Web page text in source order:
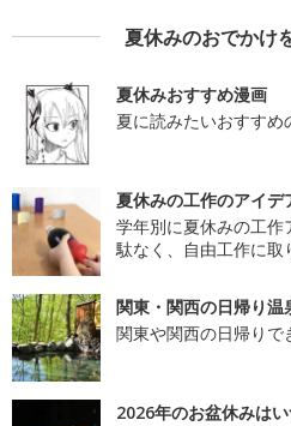
夏休みのおでかけ
夏休みおすすめ漫画
夏に読みたいおすすめ
夏休みの工作のアイデ
学年別に夏休みの工
駄なく、自由工作に取
関東・関西の日帰り温
関東や関西の日帰りで
2026年のお盆休みは